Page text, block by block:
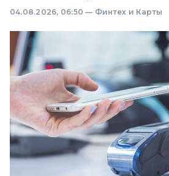
04.08.2026, 06:50 — Финтех и Карты